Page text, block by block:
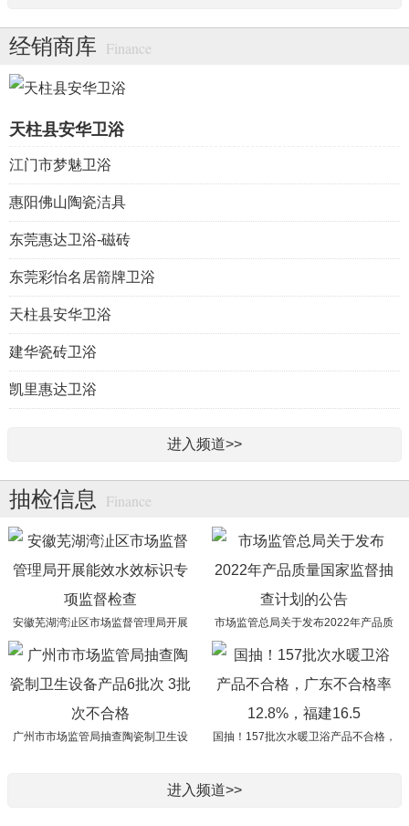
经销商库 Finance
天柱县安华卫浴
江门市梦魅卫浴
惠阳佛山陶瓷洁具
东莞惠达卫浴-磁砖
东莞彩怡名居箭牌卫浴
天柱县安华卫浴
建华瓷砖卫浴
凯里惠达卫浴
进入频道>>
抽检信息 Finance
安徽芜湖湾沚区市场监督管理局开展
市场监管总局关于发布2022年产品质
广州市市场监管局抽查陶瓷制卫生设
国抽！157批次水暖卫浴产品不合格，
进入频道>>